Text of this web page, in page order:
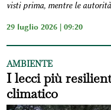
visti prima, mentre le
29 luglio 2026 | 09:20
AMBIENTE
I lecci più
climatico